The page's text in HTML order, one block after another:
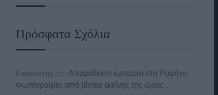
Πρόσφατα Σχόλια
Γαυριωτης στοΑπαράδεκτη εμπειρία στη Ραφήνα.
Φωτογραφίες από βίντεο εκείνης της ώρας…